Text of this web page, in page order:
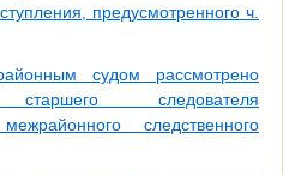
предусмотренного ч.
судом рассмотрено
старшего следователя
следственного